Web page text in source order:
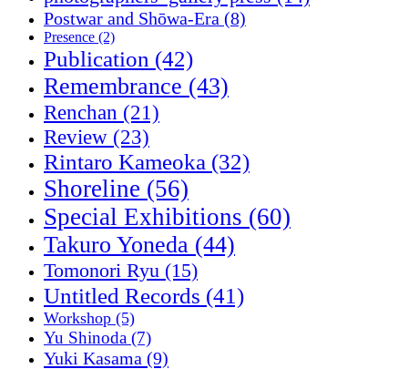
Postwar and Shōwa-Era (8)
Presence (2)
Publication (42)
Remembrance (43)
Renchan (21)
Review (23)
Rintaro Kameoka (32)
Shoreline (56)
Special Exhibitions (60)
Takuro Yoneda (44)
Tomonori Ryu (15)
Untitled Records (41)
Workshop (5)
Yu Shinoda (7)
Yuki Kasama (9)